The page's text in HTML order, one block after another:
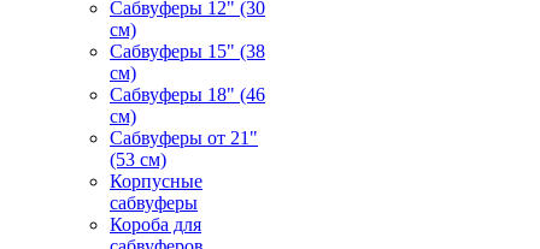
Сабвуферы 12" (30
см)
Сабвуферы 15" (38
см)
Сабвуферы 18" (46
см)
Сабвуферы от 21"
(53 см)
Корпусные
сабвуферы
Короба для